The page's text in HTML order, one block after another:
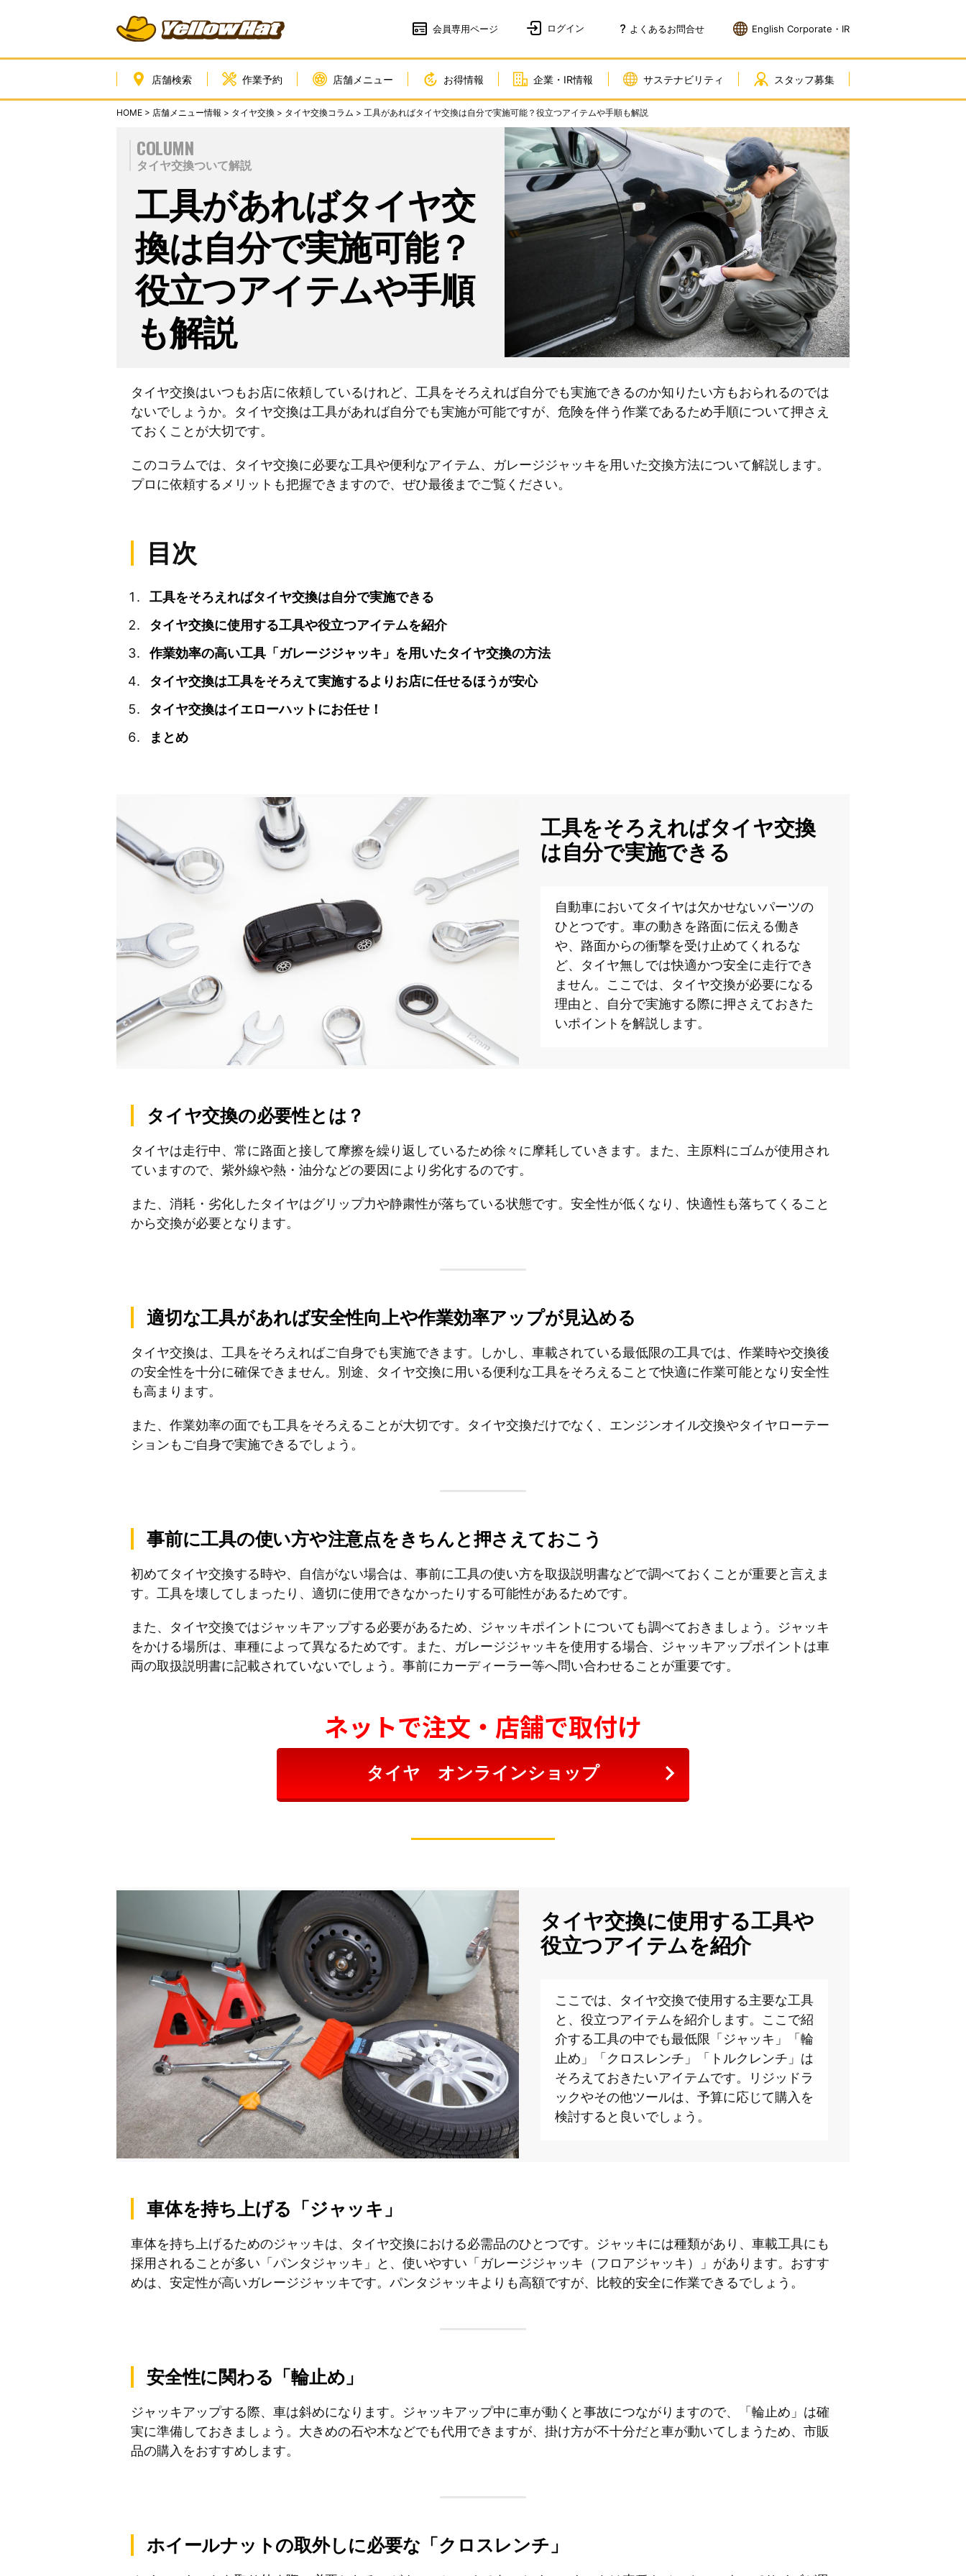
会員専用ページ よくあるお問合せ English Corporate・IR
店舗検索 作業予約 店舗メニュー お得情報 企業・IR情報 サステナビリティ スタッフ募集
HOME > 店舗メニュー情報 > タイヤ交換 > タイヤ交換コラム > 工具があればタイヤ交換は自分で実施可能？役立つアイテムや手順も解説
COLUMN
タイヤ交換ついて解説
工具があればタイヤ交
換は自分で実施可能？
役立つアイテムや手順
も解説
タイヤ交換はいつもお店に依頼しているけれど、工具をそろえれば自分でも実施できるのか知りたい方もおられるのでは
ないでしょうか。タイヤ交換は工具があれば自分でも実施が可能ですが、危険を伴う作業であるため手順について押さえ
ておくことが大切です。
このコラムでは、タイヤ交換に必要な工具や便利なアイテム、ガレージジャッキを用いた交換方法について解説します。
プロに依頼するメリットも把握できますので、ぜひ最後までご覧ください。
目次
工具をそろえればタイヤ交換は自分で実施できる
タイヤ交換に使用する工具や役立つアイテムを紹介
作業効率の高い工具「ガレージジャッキ」を用いたタイヤ交換の方法
タイヤ交換は工具をそろえて実施するよりお店に任せるほうが安心
タイヤ交換はイエローハットにお任せ！
まとめ
工具をそろえればタイヤ交換
は自分で実施できる
自動車においてタイヤは欠かせないパーツの
ひとつです。車の動きを路面に伝える働き
や、路面からの衝撃を受け止めてくれるな
ど、タイヤ無しでは快適かつ安全に走行でき
ません。ここでは、タイヤ交換が必要になる
理由と、自分で実施する際に押さえておきた
いポイントを解説します。
タイヤ交換の必要性とは？
タイヤは走行中、常に路面と接して摩擦を繰り返しているため徐々に摩耗していきます。また、主原料にゴムが使用され
ていますので、紫外線や熱・油分などの要因により劣化するのです。
また、消耗・劣化したタイヤはグリップ力や静粛性が落ちている状態です。安全性が低くなり、快適性も落ちてくること
から交換が必要となります。
適切な工具があれば安全性向上や作業効率アップが見込める
タイヤ交換は、工具をそろえればご自身でも実施できます。しかし、車載されている最低限の工具では、作業時や交換後
の安全性を十分に確保できません。別途、タイヤ交換に用いる便利な工具をそろえることで快適に作業可能となり安全性
も高まります。
また、作業効率の面でも工具をそろえることが大切です。タイヤ交換だけでなく、エンジンオイル交換やタイヤローテー
ションもご自身で実施できるでしょう。
事前に工具の使い方や注意点をきちんと押さえておこう
初めてタイヤ交換する時や、自信がない場合は、事前に工具の使い方を取扱説明書などで調べておくことが重要と言えま
す。工具を壊してしまったり、適切に使用できなかったりする可能性があるためです。
また、タイヤ交換ではジャッキアップする必要があるため、ジャッキポイントについても調べておきましょう。ジャッキ
をかける場所は、車種によって異なるためです。また、ガレージジャッキを使用する場合、ジャッキアップポイントは車
両の取扱説明書に記載されていないでしょう。事前にカーディーラー等へ問い合わせることが重要です。
ネットで注文・店舗で取付け
タイヤ オンラインショップ
タイヤ交換に使用する工具や
役立つアイテムを紹介
ここでは、タイヤ交換で使用する主要な工具
と、役立つアイテムを紹介します。ここで紹
介する工具の中でも最低限「ジャッキ」「輪
止め」「クロスレンチ」「トルクレンチ」は
そろえておきたいアイテムです。リジッドラ
ックやその他ツールは、予算に応じて購入を
検討すると良いでしょう。
車体を持ち上げる「ジャッキ」
車体を持ち上げるためのジャッキは、タイヤ交換における必需品のひとつです。ジャッキには種類があり、車載工具にも
採用されることが多い「パンタジャッキ」と、使いやすい「ガレージジャッキ（フロアジャッキ）」があります。おすす
めは、安定性が高いガレージジャッキです。パンタジャッキよりも高額ですが、比較的安全に作業できるでしょう。
安全性に関わる「輪止め」
ジャッキアップする際、車は斜めになります。ジャッキアップ中に車が動くと事故につながりますので、「輪止め」は確
実に準備しておきましょう。大きめの石や木などでも代用できますが、掛け方が不十分だと車が動いてしまうため、市販
品の購入をおすすめします。
ホイールナットの取外しに必要な「クロスレンチ」